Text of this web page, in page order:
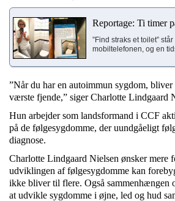
Reportage: Ti timer
”Find straks et toilet”
mobiltelefonen, og en
”Når du har en autoimmun sygdom,
værste fjende,” siger Charlotte Lindgaard
Hun arbejder som landsformand i CCF
på de følgesygdomme, der uundgåeligt
diagnose.
Charlotte Lindgaard Nielsen ønsker mere
udviklingen af følgesygdomme kan
ikke bliver til flere. Også sammenhængen
at udvikle sygdomme i øjne, led og hud